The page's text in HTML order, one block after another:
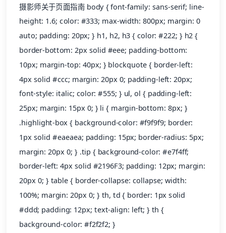
摄影师关于页面指南 body { font-family: sans-serif; line-
height: 1.6; color: #333; max-width: 800px; margin: 0
auto; padding: 20px; } h1, h2, h3 { color: #222; } h2 {
border-bottom: 2px solid #eee; padding-bottom:
10px; margin-top: 40px; } blockquote { border-left:
4px solid #ccc; margin: 20px 0; padding-left: 20px;
font-style: italic; color: #555; } ul, ol { padding-left:
25px; margin: 15px 0; } li { margin-bottom: 8px; }
.highlight-box { background-color: #f9f9f9; border:
1px solid #eaeaea; padding: 15px; border-radius: 5px;
margin: 20px 0; } .tip { background-color: #e7f4ff;
border-left: 4px solid #2196F3; padding: 12px; margin:
20px 0; } table { border-collapse: collapse; width:
100%; margin: 20px 0; } th, td { border: 1px solid
#ddd; padding: 12px; text-align: left; } th {
background-color: #f2f2f2; }